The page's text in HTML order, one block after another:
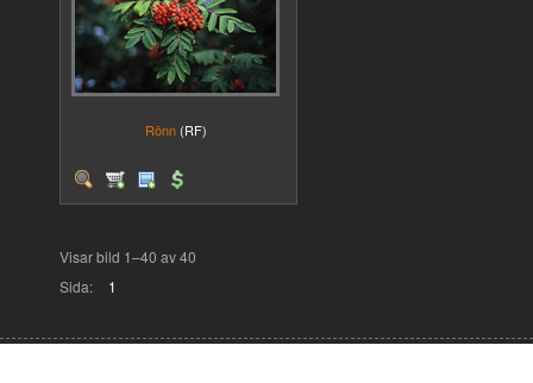
Rönn (RF)
Visar bild 1–40 av 40
Sida:
1